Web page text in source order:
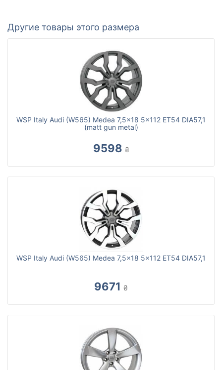
Другие товары этого размера
WSP Italy Audi (W565) Medea 7,5x18 5x112 ET54 DIA57,1
(matt gun metal)
9598 ₴
WSP Italy Audi (W565) Medea 7,5x18 5x112 ET54 DIA57,1
9671 ₴